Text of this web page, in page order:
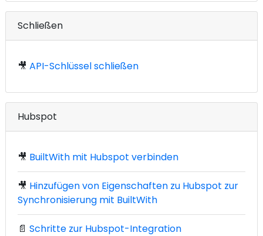
Schließen
🎥 API-Schlüssel schließen
Hubspot
🎥 BuiltWith mit Hubspot verbinden
🎥 Hinzufügen von Eigenschaften zu Hubspot zur
Synchronisierung mit BuiltWith
📄 Schritte zur Hubspot-Integration